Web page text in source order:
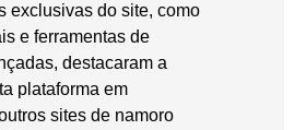
exclusivas do site, como
e ferramentas de
destacaram a
plataforma em
sites de namoro